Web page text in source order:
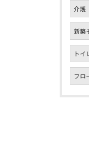
介護
新築
トイ
フロ